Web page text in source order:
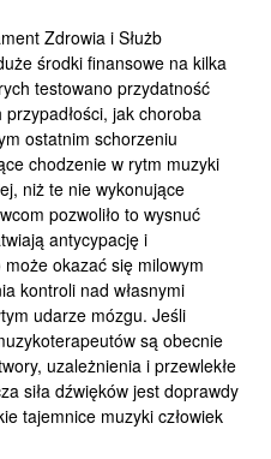
Zdrowia i Służb
środki finansowe na kilka
testowano przydatność
jak choroba
ostatnim schorzeniu
chodzenie w rytm muzyki
niż te nie wykonujące
pozwoliło to wysnuć
antycypację i
okazać się milowym
kontroli nad własnymi
udarze mózgu. Jeśli
są obecnie
uzależnienia i przewlekłe
siła dźwięków jest doprawdy
tajemnice muzyki człowiek